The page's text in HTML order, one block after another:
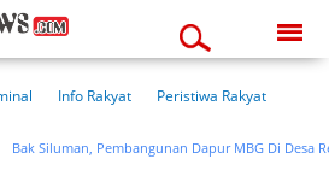
01:09:41 pm
Info Rakyat
Peristiwa Rakyat
Siluman, Pembangunan Dapur MBG Di Desa